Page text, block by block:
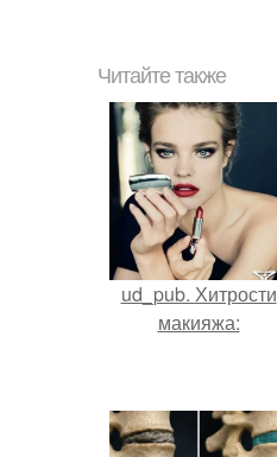
Читайте также
ud_pub. Хитрости
макияжа: